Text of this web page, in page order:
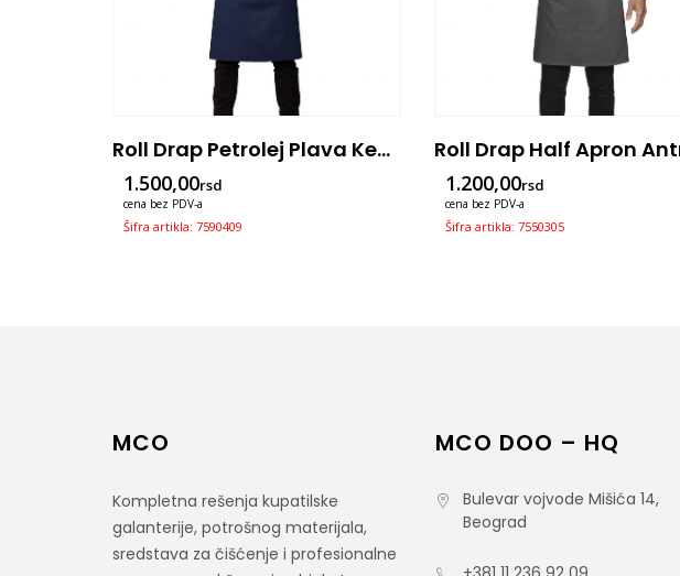
Roll Drap Petrolej Plava Kecelja Sa Džepom, 75×90
1.500,00rsd
cena bez PDV-a
Šifra artikla: 7590409
1.200,00rsd
cena bez PDV-a
Šifra artikla: 7550305
MCO
Kompletna rešenja kupatilske
galanterije, potrošnog materijala,
sredstava za čišćenje i profesionalne
MCO DOO – HQ
Bulevar vojvode Mišića 14,
Beograd